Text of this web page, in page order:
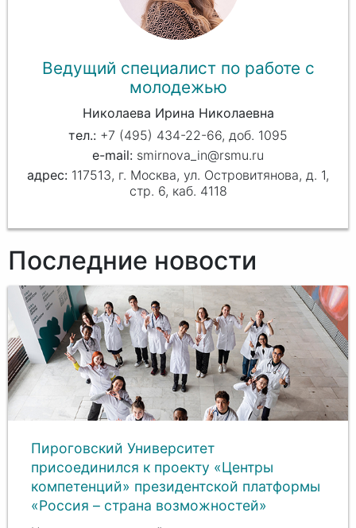
Ведущий специалист по работе с
молодежью
Николаева Ирина Николаевна
+7 (495) 434-22-66, доб. 1095
smirnova_in@rsmu.ru
117513, г. Москва, ул. Островитянова, д. 1,
стр. 6, каб. 4118
Последние новости
Пироговский Университет
присоединился к проекту «Центры
компетенций» президентской платформы
«Россия – страна возможностей»